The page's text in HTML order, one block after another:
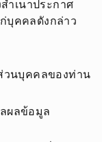
ำเนาประกาศ
บุคคลดังกล่าว
วนบุคคลของท่าน
ผลข้อมูล